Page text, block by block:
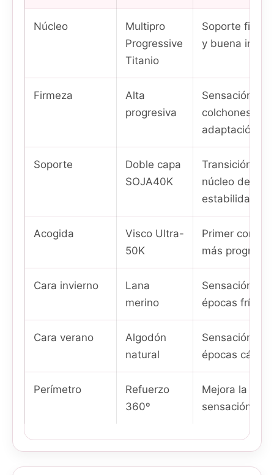
Núcleo
Multipro
Progressive
Titanio
Soporte
y buena
Firmeza
Alta
progresiva
Sensación
colchones
adaptación.
Soporte
Doble capa
SOJA40K
Transición
núcleo de
estabilidad.
Acogida
Visco Ultra-
50K
Primer
más
Cara invierno
Lana
merino
Sensación
épocas frías.
Cara verano
Algodón
natural
Sensación
épocas
Perímetro
Refuerzo
360º
Mejora la
sensación de